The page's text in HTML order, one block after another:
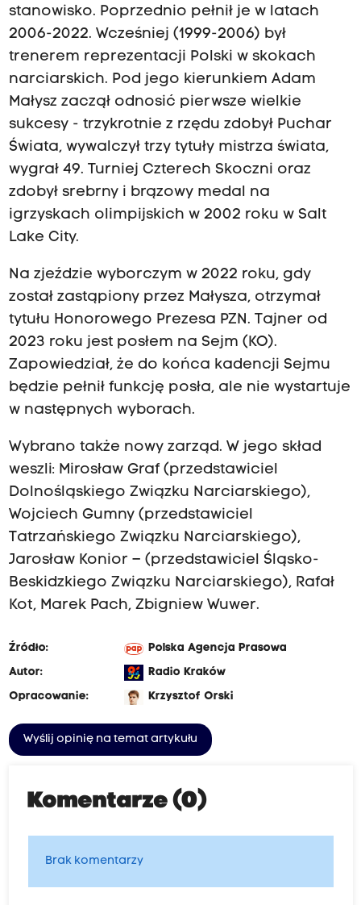
stanowisko. Poprzednio pełnił je w latach
2006-2022. Wcześniej (1999-2006) był
trenerem reprezentacji Polski w skokach
narciarskich. Pod jego kierunkiem Adam
Małysz zaczął odnosić pierwsze wielkie
sukcesy - trzykrotnie z rzędu zdobył Puchar
Świata, wywalczył trzy tytuły mistrza świata,
wygrał 49. Turniej Czterech Skoczni oraz
zdobył srebrny i brązowy medal na
igrzyskach olimpijskich w 2002 roku w Salt
Lake City.
Na zjeździe wyborczym w 2022 roku, gdy
został zastąpiony przez Małysza, otrzymał
tytułu Honorowego Prezesa PZN. Tajner od
2023 roku jest posłem na Sejm (KO).
Zapowiedział, że do końca kadencji Sejmu
będzie pełnił funkcję posła, ale nie wystartuje
w następnych wyborach.
Wybrano także nowy zarząd. W jego skład
weszli: Mirosław Graf (przedstawiciel
Dolnośląskiego Związku Narciarskiego),
Wojciech Gumny (przedstawiciel
Tatrzańskiego Związku Narciarskiego),
Jarosław Konior – (przedstawiciel Śląsko-
Beskidzkiego Związku Narciarskiego), Rafał
Kot, Marek Pach, Zbigniew Wuwer.
Źródło:
Polska Agencja Prasowa
Autor:
Radio Kraków
Opracowanie:
Krzysztof Orski
Wyślij opinię na temat artykułu
Komentarze (0)
Brak komentarzy